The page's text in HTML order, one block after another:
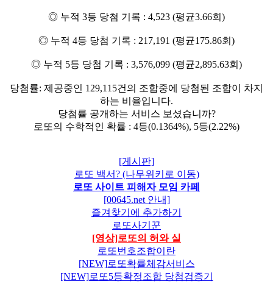
◎ 누적 3등 당첨 기록 : 4,523 (평균3.66회)
◎ 누적 4등 당첨 기록 : 217,191 (평균175.86회)
◎ 누적 5등 당첨 기록 : 3,576,099 (평균2,895.63회)
당첨률: 제공중인 129,115건의 조합중에 당첨된 조합이 차지
하는 비율입니다.
당첨률 공개하는 서비스 보셨습니까?
로또의 수학적인 확률 : 4등(0.1364%), 5등(2.22%)
[게시판]
로또 백서? (나무위키로 이동)
로또 사이트 피해자 모임 카페
[00645.net 안내]
즐겨찾기에 추가하기
로또사기꾼
[영상]로또의 허와 실
로또번호조합이란
[NEW]로또확률체감서비스
[NEW]로또5등확정조합 당첨검증기